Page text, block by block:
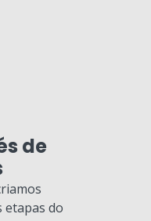
de
etapas do